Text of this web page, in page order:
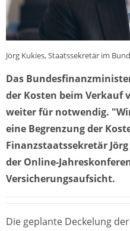
Jörg Kukies, Staatssekretär im
Das
der Kosten beim Verkauf
weiter für notwendig.
eine Begrenzung der
Finanzstaatssekretär
der Online-
Versicherungsaufsicht.
Die geplante Deckelung